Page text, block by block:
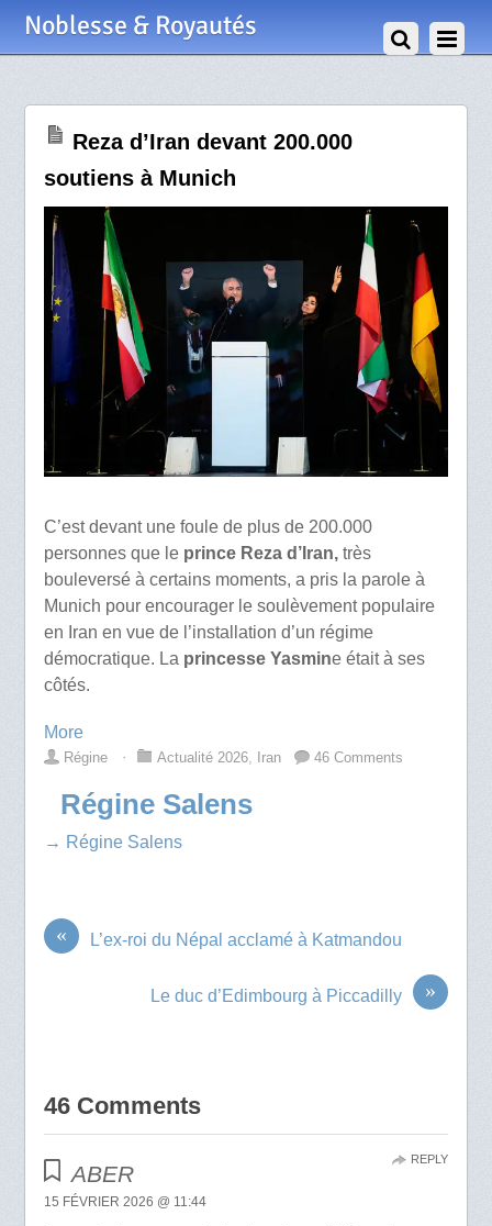
Noblesse & Royautés
Reza d’Iran devant 200.000
soutiens à Munich
C’est devant une foule de plus de 200.000
personnes que leprince Reza d’Iran,très
bouleversé à certains moments, a pris la parole à
Munich pour encourager le soulèvement populaire
en Iran en vue de l’installation d’un régime
démocratique. La princesse Yasmine était à ses
côtés.
More
Régine ⋅ Actualité 2026, Iran 46 Comments
Régine Salens
→ Régine Salens
« L’ex-roi du Népal acclamé à Katmandou
»
Le duc d’Edimbourg à Piccadilly
46 Comments
ABER
15 FÉVRIER 2026 @ 11:44
REPLY